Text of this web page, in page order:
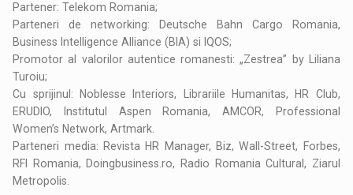
Partener: Telekom Romania;
Parteneri de networking: Deutsche Bahn Cargo Romania,
Business Intelligence Alliance (BIA) si IQOS;
Promotor al valorilor autentice romanesti: „Zestrea” by Liliana
Turoiu;
Cu sprijinul: Noblesse Interiors, Librariile Humanitas, HR Club,
ERUDIO, Institutul Aspen Romania, AMCOR, Professional
Women’s Network, Artmark.
Parteneri media: Revista HR Manager, Biz, Wall-Street, Forbes,
RFI Romania, Doingbusiness.ro, Radio Romania Cultural, Ziarul
Metropolis.